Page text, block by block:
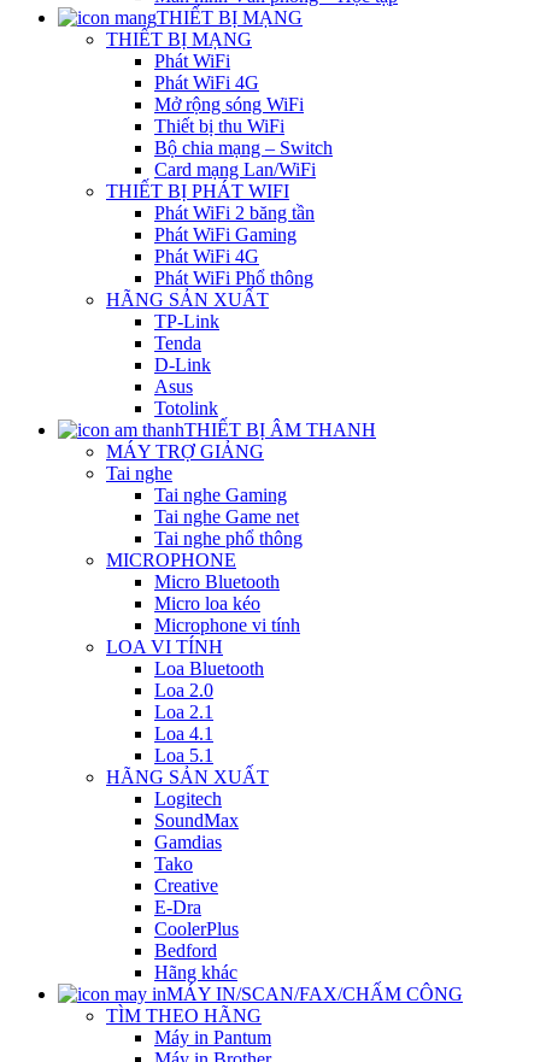
THIẾT BỊ MẠNG
THIẾT BỊ MẠNG
Phát WiFi
Phát WiFi 4G
Mở rộng sóng WiFi
Thiết bị thu WiFi
Bộ chia mạng – Switch
Card mạng Lan/WiFi
THIẾT BỊ PHÁT WIFI
Phát WiFi 2 băng tần
Phát WiFi Gaming
Phát WiFi 4G
Phát WiFi Phổ thông
HÃNG SẢN XUẤT
TP-Link
Tenda
D-Link
Asus
Totolink
THIẾT BỊ ÂM THANH
MÁY TRỢ GIẢNG
Tai nghe
Tai nghe Gaming
Tai nghe Game net
Tai nghe phổ thông
MICROPHONE
Micro Bluetooth
Micro loa kéo
Microphone vi tính
LOA VI TÍNH
Loa Bluetooth
Loa 2.0
Loa 2.1
Loa 4.1
Loa 5.1
HÃNG SẢN XUẤT
Logitech
SoundMax
Gamdias
Tako
Creative
E-Dra
CoolerPlus
Bedford
Hãng khác
MÁY IN/SCAN/FAX/CHẤM CÔNG
TÌM THEO HÃNG
Máy in Pantum